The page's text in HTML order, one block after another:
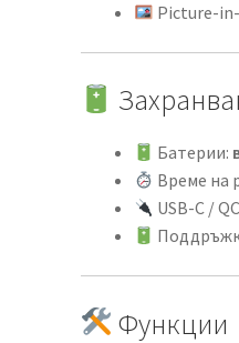
Picture-
Батерии:
Време на
USB-C /
Функции